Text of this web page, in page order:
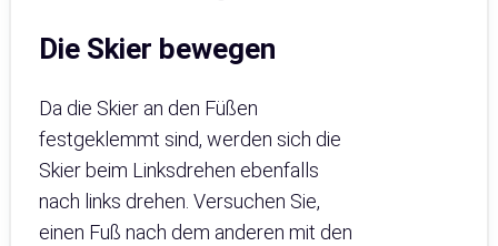
Die Skier bewegen
Da die Skier an den Füßen
festgeklemmt sind, werden sich die
Skier beim Linksdrehen ebenfalls
nach links drehen. Versuchen Sie,
einen Fuß nach dem anderen mit den